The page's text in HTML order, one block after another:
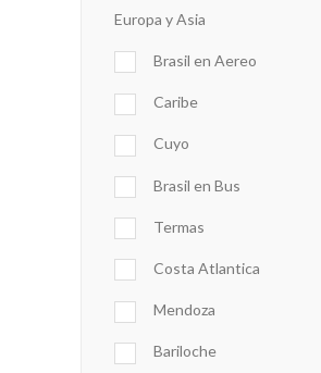
Europa y Asia
Brasil en Aereo
Caribe
Cuyo
Brasil en Bus
Termas
Costa Atlantica
Mendoza
Bariloche